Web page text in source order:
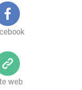
web